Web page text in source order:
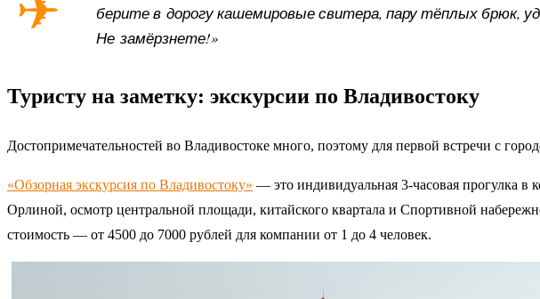
берите в дорогу кашемировые свитера, пару тёплых брюк,
Не замёрзнете!»
Туристу на заметку: экскурсии по Владивостоку
Достопримечательностей во Владивостоке много, поэтому для первой встречи с
«Обзорная экскурсия по Владивостоку» — это индивидуальная 3-часовая прогулка
Орлиной, осмотр центральной площади, китайского квартала и Спортивной
стоимость — от 4500 до 7000 рублей для компании от 1 до 4 человек.